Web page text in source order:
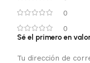
0
0
Sé el primero en
Tu dirección de